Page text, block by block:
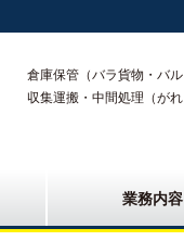
倉庫保管（バラ貨物・バ
収集運搬・中間処理（が
業務内容